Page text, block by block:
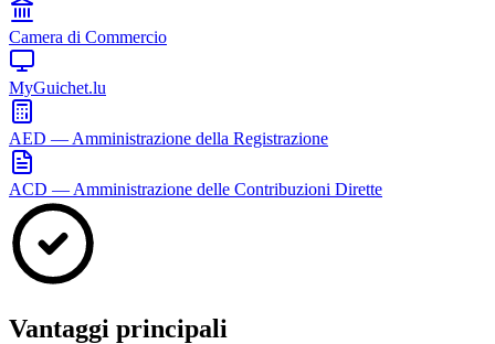
Camera di Commercio
MyGuichet.lu
AED — Amministrazione della Registrazione
ACD — Amministrazione delle Contribuzioni Dirette
Vantaggi principali